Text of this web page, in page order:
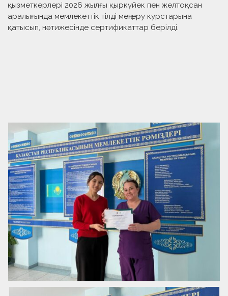
қызметкерлері 2026 жылғы қыркүйек пен желтоқсан
аралығында мемлекеттік тілді меңгеру курстарына
қатысып, нәтижесінде сертификаттар берілді.